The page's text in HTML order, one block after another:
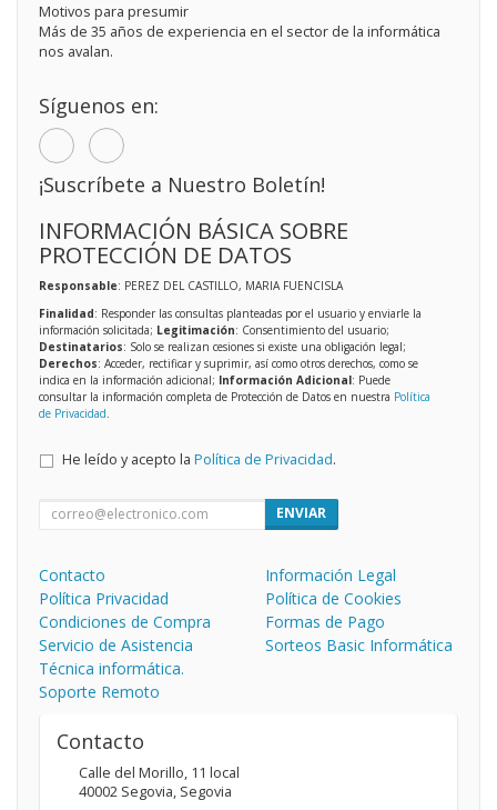
Motivos para presumir
Más de 35 años de experiencia en el sector de la informática
nos avalan.
Síguenos en:
¡Suscríbete a Nuestro Boletín!
INFORMACIÓN BÁSICA SOBRE
PROTECCIÓN DE DATOS
Responsable: PEREZ DEL CASTILLO, MARIA FUENCISLA
Finalidad: Responder las consultas planteadas por el usuario y enviarle la
información solicitada; Legitimación: Consentimiento del usuario;
Destinatarios: Solo se realizan cesiones si existe una obligación legal;
Derechos: Acceder, rectificar y suprimir, así como otros derechos, como se
indica en la información adicional; Información Adicional: Puede
consultar la información completa de Protección de Datos en nuestra Política
de Privacidad
He leído y acepto la Política de Privacidad.
ENVIAR
Contacto
Información Legal
Política Privacidad
Política de Cookies
Condiciones de Compra
Formas de Pago
Servicio de Asistencia
Técnica informática.
Soporte Remoto
Sorteos Basic Informática
Contacto
Calle del Morillo, 11 local
40002 Segovia, Segovia